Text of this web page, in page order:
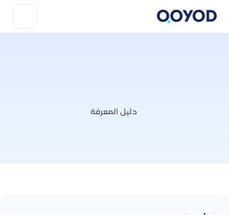
دليل المعرفة